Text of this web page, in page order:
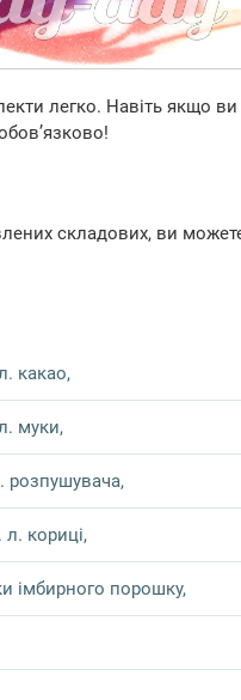
легко. Навіть якщо
складових, ви
какао,
муки,
розпушувача,
л. кориці,
імбирного порошку,